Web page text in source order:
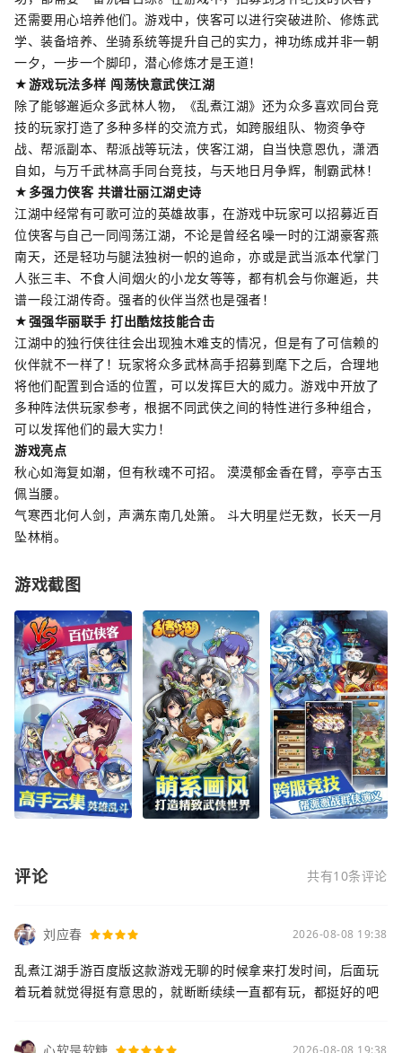
还需要用心培养他们。游戏中，侠客可以进行突破进阶、修炼武
学、装备培养、坐骑系统等提升自己的实力，神功练成并非一朝
一夕，一步一个脚印，潜心修炼才是王道！
★游戏玩法多样 闯荡快意武侠江湖
除了能够邂逅众多武林人物，《乱煮江湖》还为众多喜欢同台竞
技的玩家打造了多种多样的交流方式，如跨服组队、物资争夺
战、帮派副本、帮派战等玩法，侠客江湖，自当快意恩仇，潇洒
自如，与万千武林高手同台竞技，与天地日月争辉，制霸武林！
★多强力侠客 共谱壮丽江湖史诗
江湖中经常有可歌可泣的英雄故事，在游戏中玩家可以招募近百
位侠客与自己一同闯荡江湖，不论是曾经名噪一时的江湖豪客燕
南天，还是轻功与腿法独树一帜的追命，亦或是武当派本代掌门
人张三丰、不食人间烟火的小龙女等等，都有机会与你邂逅，共
谱一段江湖传奇。强者的伙伴当然也是强者！
★强强华丽联手 打出酷炫技能合击
江湖中的独行侠往往会出现独木难支的情况，但是有了可信赖的
伙伴就不一样了！玩家将众多武林高手招募到麾下之后，合理地
将他们配置到合适的位置，可以发挥巨大的威力。游戏中开放了
多种阵法供玩家参考，根据不同武侠之间的特性进行多种组合，
可以发挥他们的最大实力！
游戏亮点
秋心如海复如潮，但有秋魂不可招。 漠漠郁金香在臂，亭亭古玉
佩当腰。
气寒西北何人剑，声满东南几处箫。 斗大明星烂无数，长天一月
坠林梢。
游戏截图
评论 共有10条评论
刘应春 2026-08-08 19:38
乱煮江湖手游百度版这款游戏无聊的时候拿来打发时间，后面玩
着玩着就觉得挺有意思的，就断断续续一直都有玩，都挺好的吧